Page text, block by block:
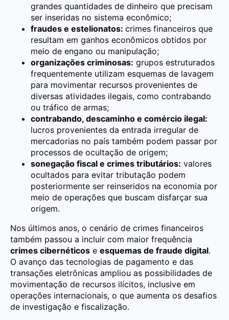
grandes quantidades de dinheiro que precisam
ser inseridas no sistema econômico;
fraudes e estelionatos: crimes financeiros que
resultam em ganhos econômicos obtidos por
meio de engano ou manipulação;
organizações criminosas: grupos estruturados
frequentemente utilizam esquemas de lavagem
para movimentar recursos provenientes de
diversas atividades ilegais, como contrabando
ou tráfico de armas;
contrabando, descaminho e comércio ilegal:
lucros provenientes da entrada irregular de
mercadorias no país também podem passar por
processos de ocultação de origem;
sonegação fiscal e crimes tributários: valores
ocultados para evitar tributação podem
posteriormente ser reinseridos na economia por
meio de operações que buscam disfarçar sua
origem.
Nos últimos anos, o cenário de crimes financeiros
também passou a incluir com maior frequência
crimes cibernéticos e esquemas de fraude digital.
O avanço das tecnologias de pagamento e das
transações eletrônicas ampliou as possibilidades de
movimentação de recursos ilícitos, inclusive em
operações internacionais, o que aumenta os desafios
de investigação e fiscalização.